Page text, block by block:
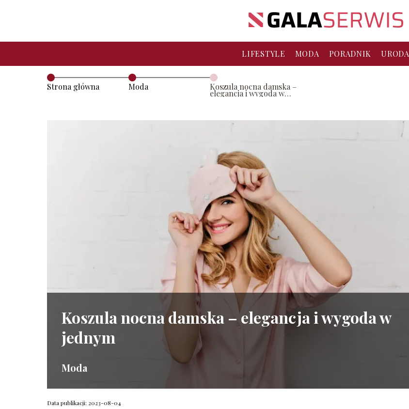
LIFESTYLE MODA PORADNIK URODA
Strona główna Moda Koszula nocna damska –
elegancja i wygoda w
jednym
Koszula nocna damska – elegancja i wygoda w
jednym
Moda
Data publikacji: 2023-08-04